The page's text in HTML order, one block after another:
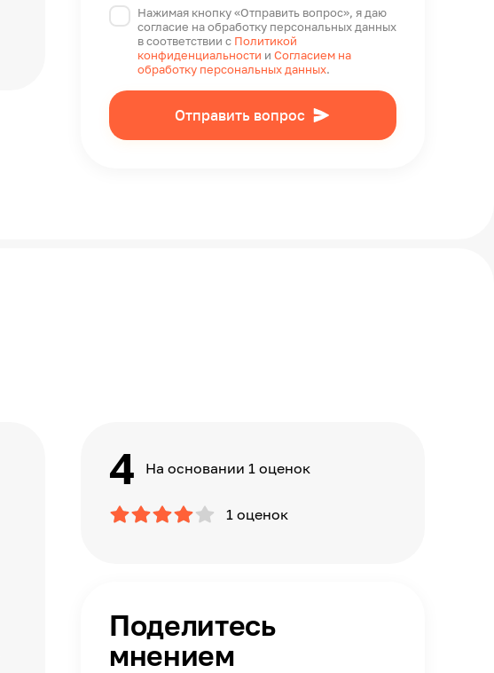
Нажимая кнопку «Отправить вопрос», я даю
согласие на обработку персональных данных
в соответствии с Политикой
конфиденциальности и Согласием на
обработку персональных данных.
Отправить вопрос
4 На основании 1 оценок
1 оценок
Поделитесь
мнением